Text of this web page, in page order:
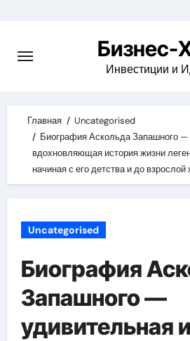
content
Бизнес-
Инвестиции и
Главная
Uncategorised
Биография Аскольда Запашного —
вдохновляющая история жизни
начиная с его детства и до взрослой
Uncategorised
Биография
Запашного —
удивительная и